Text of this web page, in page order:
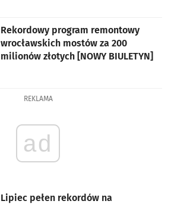
Rekordowy program remontowy
wrocławskich mostów za 200
milionów złotych [NOWY BIULETYN]
REKLAMA
ad
Lipiec pełen rekordów na